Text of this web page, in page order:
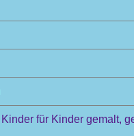
für Kinder gemalt,